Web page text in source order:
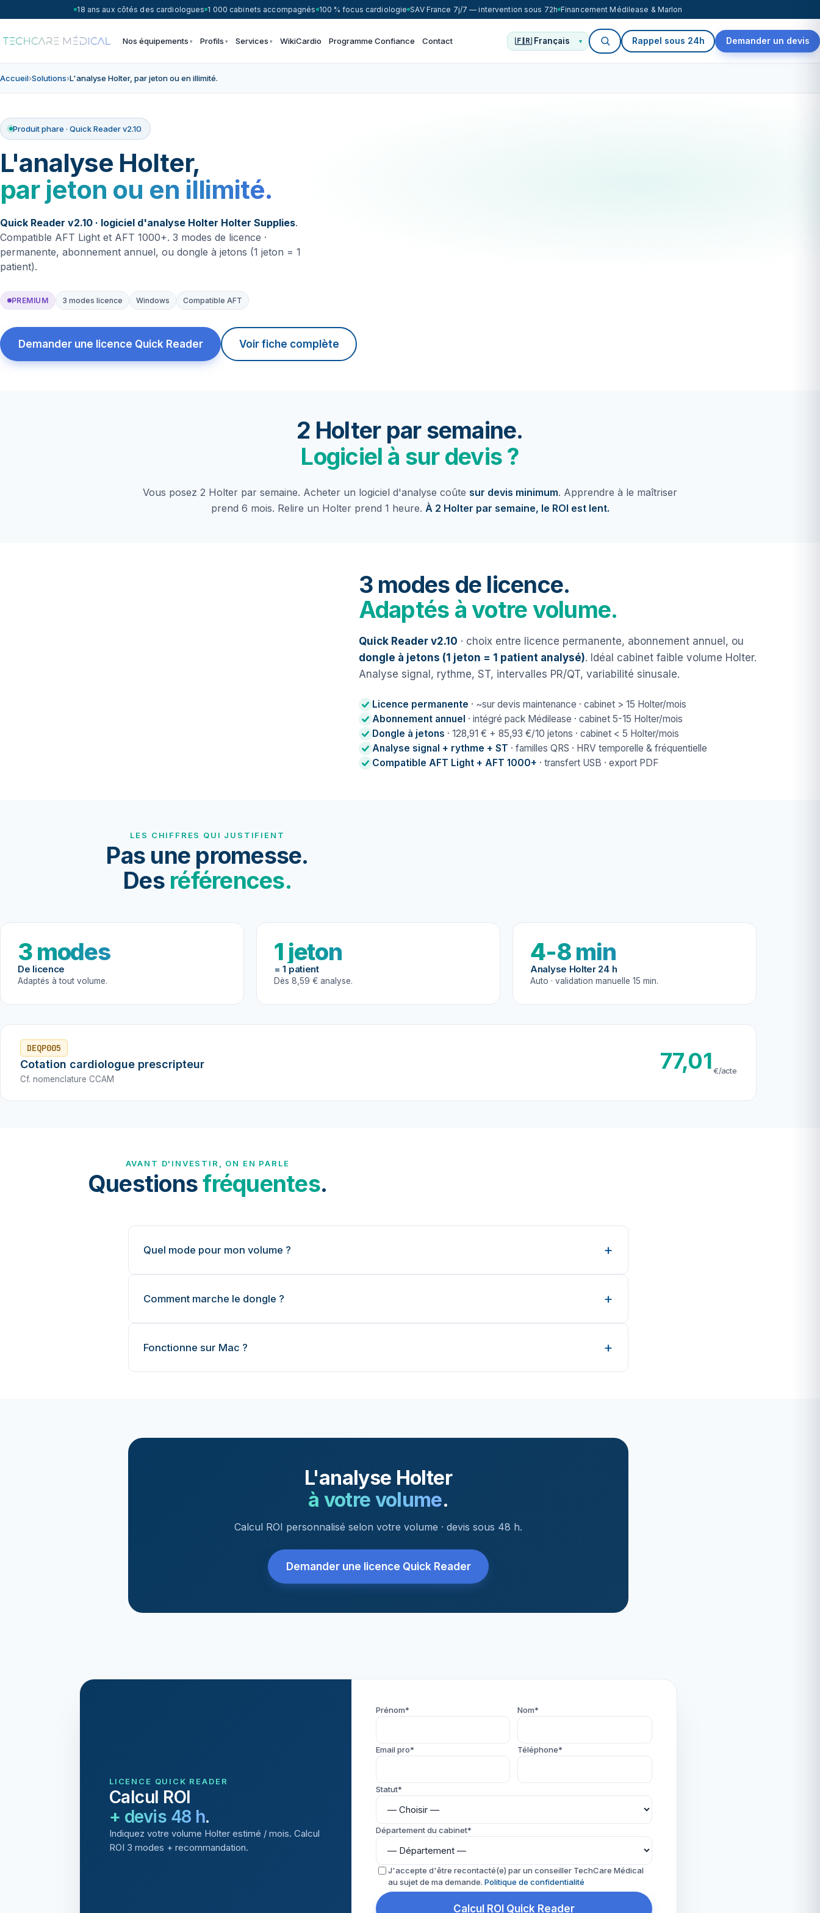
18 ans aux côtés des cardiologues 1 000 cabinets accompagnés 100 % focus cardiologie SAV France 7j/7 — intervention sous 72h Financement Médilease & Marlon
Nos équipements Profils Services WikiCardio Programme Confiance Contact Rappel sous 24h Demander un devis
Accueil›Solutions›L'analyse Holter, par jeton ou en illimité.
Produit phare · Quick Reader v2.10
L'analyse Holter,
par jeton ou en illimité.
Quick Reader v2.10 · logiciel d'analyse Holter Holter Supplies.
Compatible AFT Light et AFT 1000+. 3 modes de licence ·
permanente, abonnement annuel, ou dongle à jetons (1 jeton = 1
patient).
PREMIUM 3 modes licence Windows Compatible AFT
Demander une licence Quick Reader Voir fiche complète
2 Holter par semaine.
Logiciel à sur devis ?
Vous posez 2 Holter par semaine. Acheter un logiciel d'analyse coûte sur devis minimum. Apprendre à le maîtriser
prend 6 mois. Relire un Holter prend 1 heure. À 2 Holter par semaine, le ROI est lent.
3 modes de licence.
Adaptés à votre volume.
Quick Reader v2.10 · choix entre licence permanente, abonnement annuel, ou
dongle à jetons (1 jeton = 1 patient analysé). Idéal cabinet faible volume Holter.
Analyse signal, rythme, ST, intervalles PR/QT, variabilité sinusale.
Licence permanente · ~sur devis maintenance · cabinet > 15 Holter/mois
Abonnement annuel · intégré pack Médilease · cabinet 5-15 Holter/mois
Dongle à jetons · 128,91 € + 85,93 €/10 jetons · cabinet < 5 Holter/mois
Analyse signal + rythme + ST · familles QRS · HRV temporelle & fréquentielle
Compatible AFT Light + AFT 1000+ · transfert USB · export PDF
LES CHIFFRES QUI JUSTIFIENT
Pas une promesse.
Des références.
3 modes
De licence
Adaptés à tout volume.
1 jeton
= 1 patient
Dès 8,59 € analyse.
4-8 min
Analyse Holter 24 h
Auto · validation manuelle 15 min.
DEQP005
Cotation cardiologue prescripteur
Cf. nomenclature CCAM
77,01€/acte
AVANT D'INVESTIR, ON EN PARLE
Questionsfréquentes.
Quel mode pour mon volume ?
Comment marche le dongle ?
Fonctionne sur Mac ?
L'analyse Holter
à votre volume.
Calcul ROI personnalisé selon votre volume · devis sous 48 h.
Demander une licence Quick Reader
LICENCE QUICK READER
Calcul ROI
+ devis 48 h.
Indiquez votre volume Holter estimé / mois. Calcul
ROI 3 modes + recommandation.
Prénom* Nom*
Email pro* Téléphone*
Statut*
Département du cabinet*
J'accepte d'être recontacté(e) par un conseiller TechCare Médical
au sujet de ma demande. Politique de confidentialité
Calcul ROI Quick Reader